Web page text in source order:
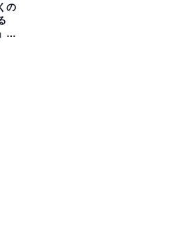
泉」は源泉かけ流しの天然温
としており、おとぎの国に迷
の
3